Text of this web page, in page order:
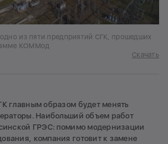
из пяти предприятий СГК, прошедших
КОММод
Скачать
главным образом будет менять
Наибольший объем работ
ГРЭС: помимо модернизации
компания готовит к замене